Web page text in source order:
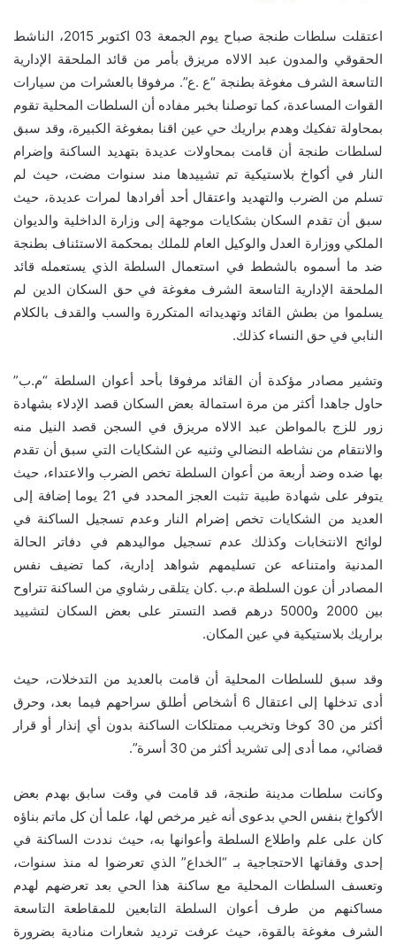
اعتقلت سلطات طنجة صباح يوم الجمعة 03 اكتوبر 2015، الناشط
الحقوقي والمدون عبد الالاه مريزق بأمر من قائد الملحقة الإدارية
التاسعة الشرف مغوغة بطنجة “ع .ع”. مرفوقا بالعشرات من سيارات
القوات المساعدة، كما توصلنا بخبر مفاده أن السلطات المحلية تقوم
بمحاولة تفكيك وهدم براريك حي عين اقنا بمغوغة الكبيرة، وقد سبق
لسلطات طنجة أن قامت بمحاولات عديدة بتهديد الساكنة وإضرام
النار في أكواخ بلاستيكية تم تشييدها مند سنوات مضت، حيث لم
تسلم من الضرب والتهديد واعتقال أحد أفرادها لمرات عديدة، حيث
سبق أن تقدم السكان بشكايات موجهة إلى وزارة الداخلية والديوان
الملكي ووزارة العدل والوكيل العام للملك بمحكمة الاستئناف بطنجة
ضد ما أسموه بالشطط في استعمال السلطة الذي يستعمله قائد
الملحقة الإدارية التاسعة الشرف مغوغة في حق السكان الدين لم
يسلموا من بطش القائد وتهديداته المتكررة والسب والقدف بالكلام
النابي في حق النساء كذلك.
وتشير مصادر مؤكدة أن القائد مرفوقا بأحد أعوان السلطة “م.ب”
حاول جاهدا أكثر من مرة استمالة بعض السكان قصد الإدلاء بشهادة
زور للزج بالمواطن عبد الالاه مريزق في السجن قصد النيل منه
والانتقام من نشاطه النضالي وثنيه عن الشكايات التي سبق أن تقدم
بها ضده وضد أربعة من أعوان السلطة تخص الضرب والاعتداء، حيث
يتوفر على شهادة طبية تثبت العجز المحدد في 21 يوما إضافة إلى
العديد من الشكايات تخص إضرام النار وعدم تسجيل الساكنة في
لوائح الانتخابات وكذلك عدم تسجيل مواليدهم في دفاتر الحالة
المدنية وامتناعه عن تسليمهم شواهد إدارية، كما تضيف نفس
المصادر أن عون السلطة م.ب .كان يتلقى رشاوي من الساكنة تتراوح
بين 2000 و5000 درهم قصد التستر على بعض السكان لتشييد
براريك بلاستيكية في عين المكان.
وقد سبق للسلطات المحلية أن قامت بالعديد من التدخلات، حيث
أدى تدخلها إلى اعتقال 6 أشخاص أطلق سراحهم فيما بعد، وحرق
أكثر من 30 كوخا وتخريب ممتلكات الساكنة بدون أي إنذار أو قرار
قضائي، مما أدى إلى تشريد أكثر من 30 أسرة”.
وكانت سلطات مدينة طنجة، قد قامت في وقت سابق بهدم بعض
الأكواخ بنفس الحي بدعوى أنه غير مرخص لها، علما أن كل ماتم بناؤه
كان على علم واطلاع السلطة وأعوانها به، حيث نددت الساكنة في
إحدى وقفاتها الاحتجاجية بـ “الخداع” الذي تعرضوا له منذ سنوات،
وتعسف السلطات المحلية مع ساكنة هذا الحي بعد تعرضهم لهدم
مساكنهم من طرف أعوان السلطة التابعين للمقاطعة التاسعة
الشرف مغوغة بالقوة، حيث عرفت ترديد شعارات منادية بضرورة